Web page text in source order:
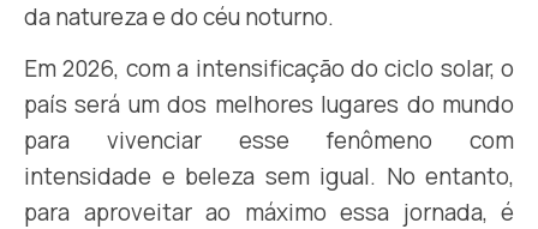
da natureza e do céu noturno.
Em 2026, com a intensificação do ciclo solar, o
país será um dos melhores lugares do mundo
para vivenciar esse fenômeno com
intensidade e beleza sem igual. No entanto,
para aproveitar ao máximo essa jornada, é